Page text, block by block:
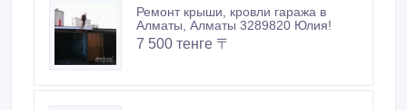
Ремонт крыши, кровли гаража в
Алматы, Алматы 3289820 Юлия!
7 500 тенге 〒